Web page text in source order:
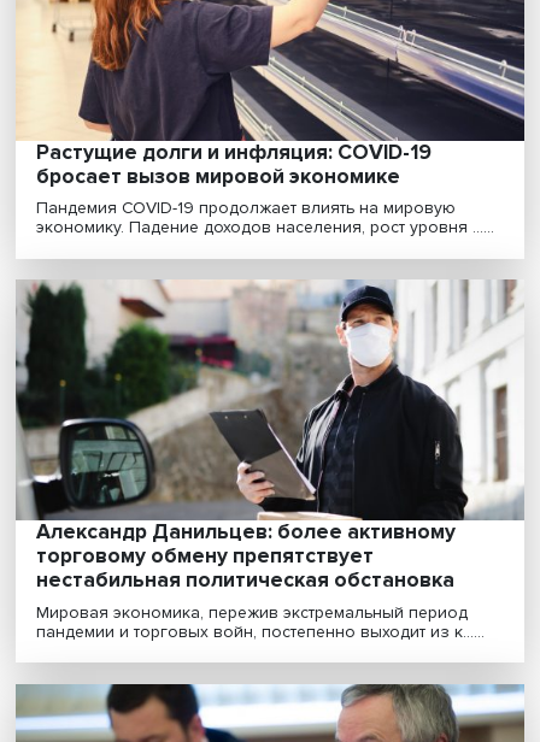
за цифровизацию
Удаленный режим работы стал выгоден как для
компаний-работодателей, так и для организаций IT-
сект......
Растущие долги и инфляция: COVID-19